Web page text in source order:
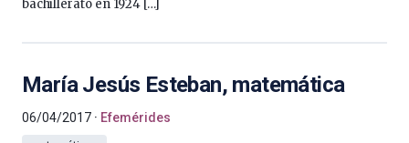
bachillerato en 1924 […]
María Jesús Esteban, matemática
06/04/2017 Efemérides